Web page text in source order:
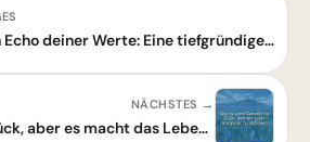
Geld ist ein Echo deiner Werte: Eine tiefgründige Lebensweisheit zum Nachdenken
NÄCHSTES →
Geld bringt kein Glück, aber es macht das Leben zum Wunschkonzert! Ein Hoch auf Optionen.